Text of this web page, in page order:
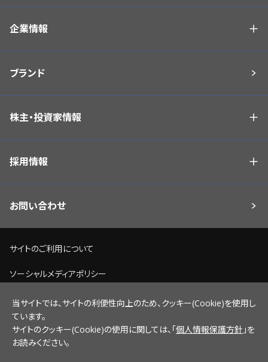
企業情報
ブランド
株主・投資家情報
採用情報
お問い合わせ
サイトのご利用について
ソーシャルメディアポリシー
個人情報保護方針
脆弱性情報開示ポリシー
サイトマップ
当サイトでは、サイトの利便性向上のため、クッキー(Cookie)を使用し
ています。
サイトのクッキー(Cookie)の使用に関しては、「個人情報保護方針 」を
お読みください。